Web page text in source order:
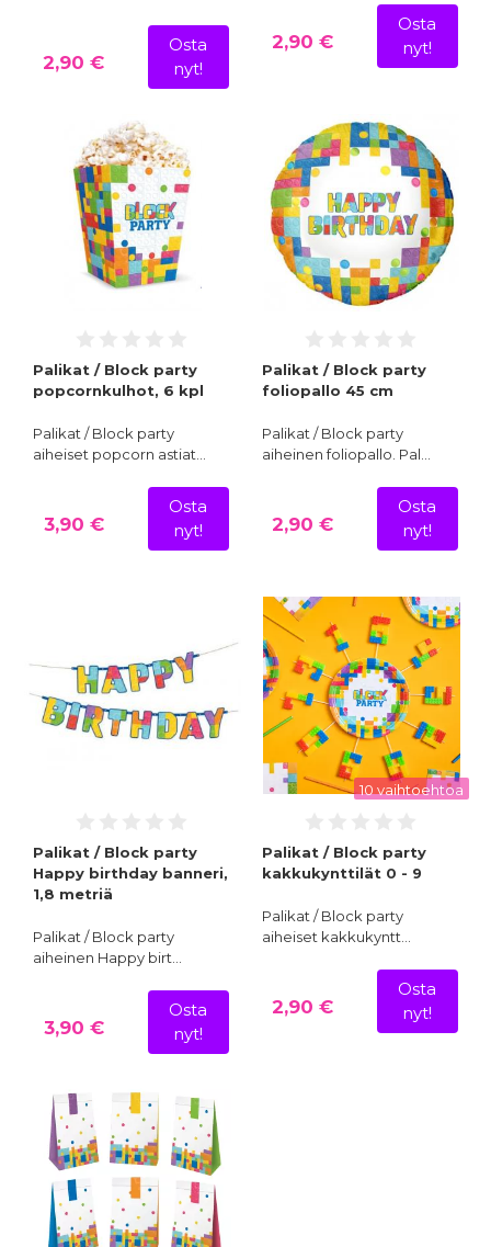
2,90 €
Osta
nyt!
2,90 €
Osta
nyt!
Palikat / Block party
popcornkulhot, 6 kpl
Palikat / Block party
aiheiset popcorn astiat…
3,90 €
Osta
nyt!
Palikat / Block party
foliopallo 45 cm
Palikat / Block party
aiheinen foliopallo. Pal…
2,90 €
Osta
nyt!
Palikat / Block party
Happy birthday banneri,
1,8 metriä
Palikat / Block party
aiheinen Happy birt…
3,90 €
Osta
nyt!
10 vaihtoehtoa
Palikat / Block party
kakkukynttilät 0 - 9
Palikat / Block party
aiheiset kakkukyntt…
2,90 €
Osta
nyt!